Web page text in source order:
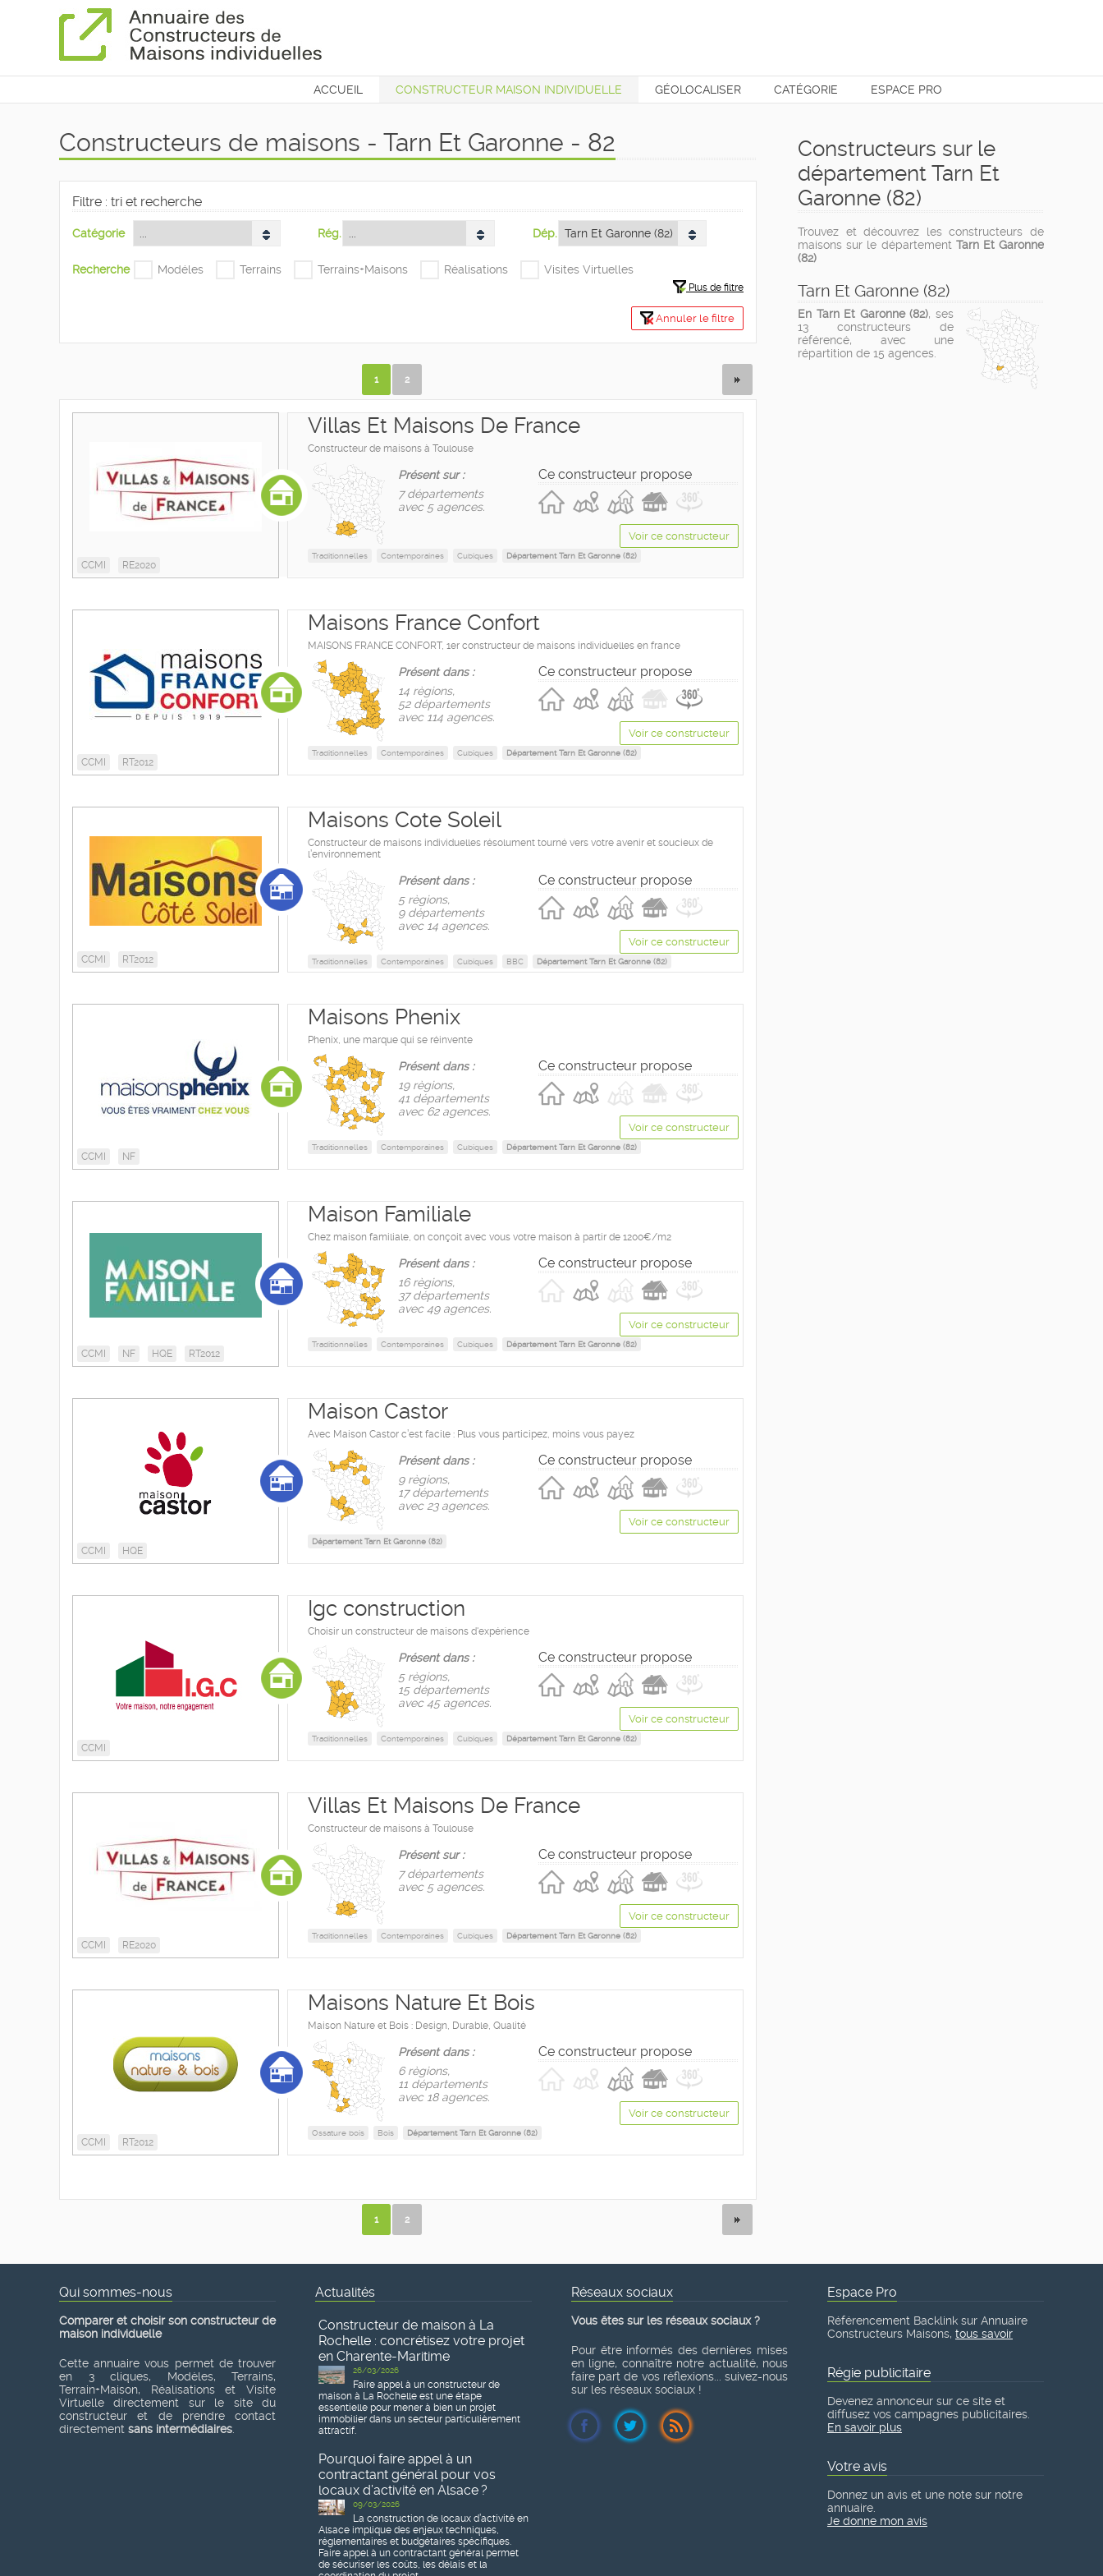
ACCUEIL CONSTRUCTEUR MAISON INDIVIDUELLE GÉOLOCALISER CATÉGORIE
ESPACE PRO
Constructeurs sur le
département Tarn Et
Garonne (82)
Trouvez et découvrez les constructeurs de
maisons sur le département Tarn Et Garonne
(82)
Tarn Et Garonne (82)
En Tarn Et Garonne (82), ses
13 constructeurs de
référencé, avec une
répartition de 15 agences.
Constructeurs de maisons - Tarn Et Garonne - 82
Filtre : tri et recherche
Catégorie Rég. Dép.
Recherche Modéles Terrains Terrains+Maisons Réalisations Visites Virtuelles
Plus de filtre
Annuler le filtre
1 2
CCMI RE2020
Villas Et Maisons De France
Constructeur de maisons à Toulouse
Présent sur :
7 départements
avec 5 agences.
Ce constructeur propose
Voir ce constructeur
Traditionnelles Contemporaines Cubiques Département Tarn Et Garonne (82)
CCMI RT2012
Maisons France Confort
MAISONS FRANCE CONFORT, 1er constructeur de maisons individuelles en france
Présent dans :
14 règions,
52 départements
avec 114 agences.
Ce constructeur propose
Voir ce constructeur
Traditionnelles Contemporaines Cubiques Département Tarn Et Garonne (82)
CCMI RT2012
Maisons Cote Soleil
Constructeur de maisons individuelles résolument tourné vers votre avenir et soucieux de
l’environnement
Présent dans :
5 règions,
9 départements
avec 14 agences.
Ce constructeur propose
Voir ce constructeur
Traditionnelles Contemporaines Cubiques BBC Département Tarn Et Garonne (82)
CCMI NF
Maisons Phenix
Phenix, une marque qui se réinvente
Présent dans :
19 règions,
41 départements
avec 62 agences.
Ce constructeur propose
Voir ce constructeur
Traditionnelles Contemporaines Cubiques Département Tarn Et Garonne (82)
CCMI NF HQE RT2012
Maison Familiale
Chez maison familiale, on conçoit avec vous votre maison à partir de 1200€/m2
Présent dans :
16 règions,
37 départements
avec 49 agences.
Ce constructeur propose
Voir ce constructeur
Traditionnelles Contemporaines Cubiques Département Tarn Et Garonne (82)
CCMI HQE
Maison Castor
Avec Maison Castor c’est facile : Plus vous participez, moins vous payez
Présent dans :
9 règions,
17 départements
avec 23 agences.
Ce constructeur propose
Voir ce constructeur
Département Tarn Et Garonne (82)
CCMI
Igc construction
Choisir un constructeur de maisons d'expérience
Présent dans :
5 règions,
15 départements
avec 45 agences.
Ce constructeur propose
Voir ce constructeur
Traditionnelles Contemporaines Cubiques Département Tarn Et Garonne (82)
CCMI RE2020
Villas Et Maisons De France
Constructeur de maisons à Toulouse
Présent sur :
7 départements
avec 5 agences.
Ce constructeur propose
Voir ce constructeur
Traditionnelles Contemporaines Cubiques Département Tarn Et Garonne (82)
CCMI RT2012
Maisons Nature Et Bois
Maison Nature et Bois : Design, Durable, Qualité
Présent dans :
6 règions,
11 départements
avec 18 agences.
Ce constructeur propose
Voir ce constructeur
Ossature bois Bois Département Tarn Et Garonne (82)
1 2
Qui sommes-nous
Comparer et choisir son constructeur de
maison individuelle
Cette annuaire vous permet de trouver
en 3 cliques, Modèles, Terrains,
Terrain+Maison, Réalisations et Visite
Virtuelle directement sur le site du
constructeur et de prendre contact
directement sans intermédiaires
Actualités
Constructeur de maison à La
Rochelle : concrétisez votre projet
en Charente-Maritime
26/03/2026
Faire appel à un constructeur de
maison à La Rochelle est une étape
essentielle pour mener à bien un projet
immobilier dans un secteur particulièrement
attractif.
Pourquoi faire appel à un
contractant général pour vos
locaux d’activité en Alsace ?
09/03/2026
La construction de locaux d’activité en
Alsace implique des enjeux techniques,
réglementaires et budgétaires spécifiques.
Faire appel à un contractant général permet
de sécuriser les coûts, les délais et la
Réseaux sociaux
Vous êtes sur les réseaux sociaux ?
Pour être informés des dernières mises
en ligne, connaître notre actualité, nous
faire part de vos réflexions... suivez-nous
sur les réseaux sociaux !
Espace Pro
Référencement Backlink sur Annuaire
Constructeurs Maisons, tous savoir
Régie publicitaire
Devenez annonceur sur ce site et
diffusez vos campagnes publicitaires.
En savoir plus
Votre avis
Donnez un avis et une note sur notre
annuaire.
Je donne mon avis